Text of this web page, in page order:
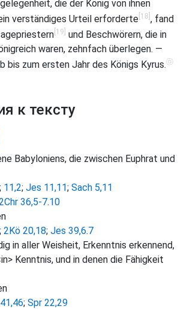
die der König von ihnen
verständiges Urteil erforderte [18] , fand
[19] und Beschwörern, die in
waren, zehnfach überlegen. —
bis zum ersten Jahr des Königs Kyrus.ⓞ
к тексту
Babyloniens, die zwischen Euphrat und
; 11,2; Jes 11,11; Sach 5,11
36,5-7.10
; 2Kö 20,18; Jes 39,6.7
in aller Weisheit, Erkenntnis erkennend,
Kenntnis, und in denen die Fähigkeit
; Spr 22,29